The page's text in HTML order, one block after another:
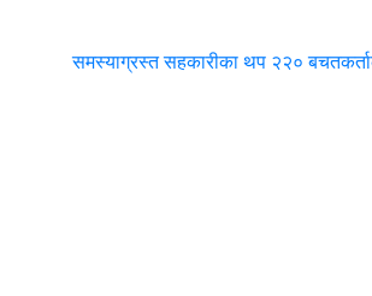
समस्याग्रस्त सहकारीका थप २२०